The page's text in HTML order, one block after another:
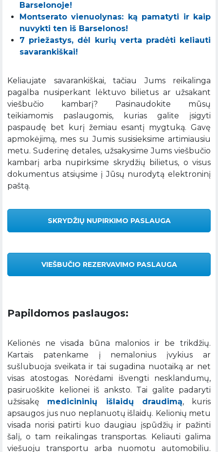
Barselonoje!
Montserato vienuolynas: ką pamatyti ir kaip
nuvykti ten iš Barselonos!
7 priežastys, dėl kurių verta pradėti keliauti
savarankiškai!
Keliaujate savarankiškai, tačiau Jums reikalinga
pagalba nusiperkant lėktuvo bilietus ar užsakant
viešbučio kambarį? Pasinaudokite mūsų
teikiamomis paslaugomis, kurias galite įsigyti
paspaudę bet kurį žemiau esantį mygtuką. Gavę
apmokėjimą, mes su Jumis susisieksime artimiausiu
metu. Suderinę detales, užsakysime Jums viešbučio
kambarį arba nupirksime skrydžių bilietus, o visus
dokumentus atsiųsime į Jūsų nurodytą elektroninį
paštą.
SKRYDŽIŲ NUPIRKIMO PASLAUGA
VIEŠBUČIO REZERVAVIMO PASLAUGA
Papildomos paslaugos:
Kelionės ne visada būna malonios ir be trikdžių.
Kartais patenkame į nemalonius įvykius ar
sušlubuoja sveikata ir tai sugadina nuotaiką ar net
visas atostogas. Norėdami išvengti nesklandumų,
pasiruoškite kelionei iš anksto. Tai galite padaryti
užsisakę medicininių išlaidų draudimą, kuris
apsaugos jus nuo neplanuotų išlaidų. Kelionių metu
visada norisi patirti kuo daugiau įspūdžių ir pažinti
šalį, o tam reikalingas transportas. Keliauti galima
viešuoju transportu arba nuomotu automobiliu.